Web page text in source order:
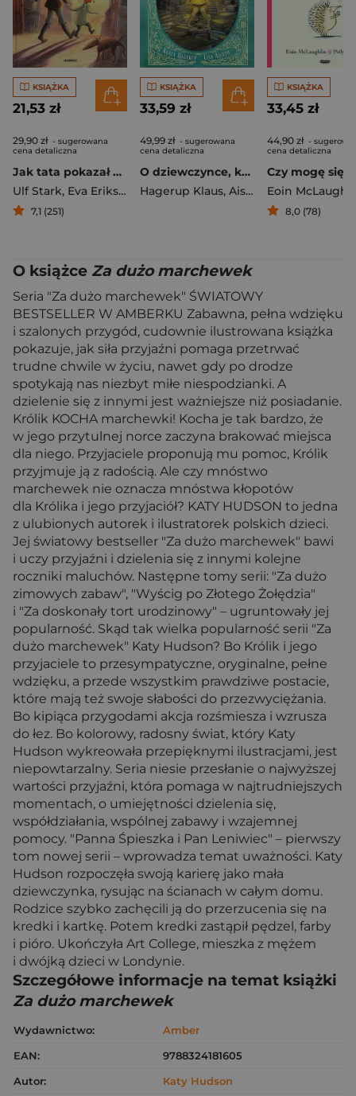
KSIĄŻKA
21,53 zł
29,90 zł - sugerowana
cena detaliczna
Jak tata pokazał mi wszechświat
Ulf Stark, Eva Eriksson
7,1 (251)
KSIĄŻKA
33,59 zł
49,99 zł - sugerowana
cena detaliczna
O dziewczynce, która chciała ocalić książki
Hagerup Klaus, Aisato Lisa
KSIĄŻKA
33,45 zł
44,90 zł -
cena detaliczna
Eoin
8,0 (78)
O książce Za dużo marchewek
Seria "Za dużo marchewek" ŚWIATOWY
BESTSELLER W AMBERKU Zabawna, pełna wdzięku
i szalonych przygód, cudownie ilustrowana książka
pokazuje, jak siła przyjaźni pomaga przetrwać
trudne chwile w życiu, nawet gdy po drodze
spotykają nas niezbyt miłe niespodzianki. A
dzielenie się z innymi jest ważniejsze niż posiadanie.
Królik KOCHA marchewki! Kocha je tak bardzo, że
w jego przytulnej norce zaczyna brakować miejsca
dla niego. Przyjaciele proponują mu pomoc, Królik
przyjmuje ją z radością. Ale czy mnóstwo
marchewek nie oznacza mnóstwa kłopotów
dla Królika i jego przyjaciół? KATY HUDSON to jedna
z ulubionych autorek i ilustratorek polskich dzieci.
Jej światowy bestseller "Za dużo marchewek" bawi
i uczy przyjaźni i dzielenia się z innymi kolejne
roczniki maluchów. Następne tomy serii: "Za dużo
zimowych zabaw", "Wyścig po Złotego Żołędzia"
i "Za doskonały tort urodzinowy" – ugruntowały jej
popularność. Skąd tak wielka popularność serii "Za
dużo marchewek" Katy Hudson? Bo Królik i jego
przyjaciele to przesympatyczne, oryginalne, pełne
wdzięku, a przede wszystkim prawdziwe postacie,
które mają też swoje słabości do przezwyciężania.
Bo kipiąca przygodami akcja rozśmiesza i wzrusza
do łez. Bo kolorowy, radosny świat, który Katy
Hudson wykreowała przepięknymi ilustracjami, jest
niepowtarzalny. Seria niesie przesłanie o najwyższej
wartości przyjaźni, która pomaga w najtrudniejszych
momentach, o umiejętności dzielenia się,
współdziałania, wspólnej zabawy i wzajemnej
pomocy. "Panna Śpieszka i Pan Leniwiec" – pierwszy
tom nowej serii – wprowadza temat uważności. Katy
Hudson rozpoczęła swoją karierę jako mała
dziewczynka, rysując na ścianach w całym domu.
Rodzice szybko zachęcili ją do przerzucenia się na
kredki i kartkę. Potem kredki zastąpił pędzel, farby
i pióro. Ukończyła Art College, mieszka z mężem
i dwójką dzieci w Londynie.
Szczegółowe informacje na temat książki
Za dużo marchewek
Wydawnictwo:
Amber
EAN:
9788324181605
Autor:
Katy Hudson